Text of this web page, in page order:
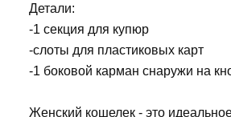
Детали:
-1 секция для купюр
-слоты для пластиковых карт
-1 боковой карман снаружи на
Женский кошелек - это